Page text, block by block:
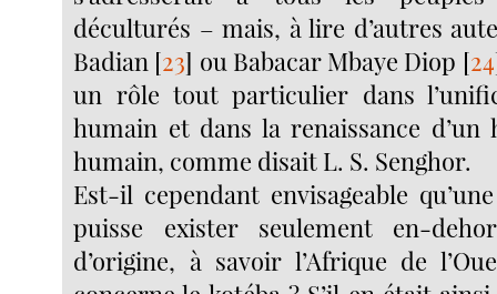
déculturés – mais, à lire d’autres
Badian [23] ou Babacar Mbaye Diop [24
un rôle tout particulier dans
humain et dans la renaissance d’un
humain, comme disait L. S. Senghor.
Est-il cependant envisageable
puisse exister seulement en-
d’origine, à savoir l’Afrique de